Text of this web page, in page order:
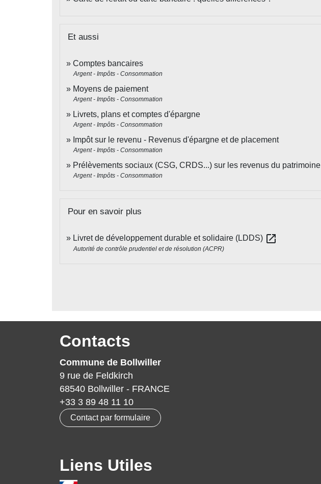
Et aussi
Comptes bancaires
Argent - Impôts - Consommation
Moyens de paiement
Argent - Impôts - Consommation
Livrets, plans et comptes d'épargne
Argent - Impôts - Consommation
Impôt sur le revenu - Revenus d'épargne et de placement
Argent - Impôts - Consommation
Prélèvements sociaux (CSG, CRDS...) sur les revenus du patrimoine
Argent - Impôts - Consommation
Pour en savoir plus
Livret de développement durable et solidaire (LDDS) open_in_new
Autorité de contrôle prudentiel et de résolution (ACPR)
Contacts
Commune de Bollwiller
9 rue de Feldkirch
68540 Bollwiller - FRANCE
+33 3 89 48 11 10
Contact par formulaire
Liens Utiles